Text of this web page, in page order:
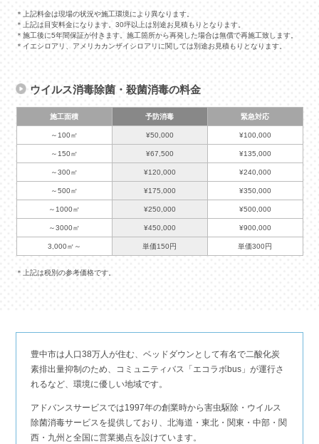
＊上記料金は現場の状況や施工環境により異なります。
＊上記は目安料金になります。30坪以上は別途お見積もりとなります。
＊施工後に5年間保証が付きます。施工箇所から再発した場合は無償で再施工致します。
＊イエシロアリ、アメリカカンザイシロアリに関しては別途お見積もりとなります。
ウイルス消毒除菌・殺菌消毒の料金
施工面積 予防消毒 緊急対応
～100㎡ ¥50,000 ¥100,000
～150㎡ ¥67,500 ¥135,000
～300㎡ ¥120,000 ¥240,000
～500㎡ ¥175,000 ¥350,000
～1000㎡ ¥250,000 ¥500,000
～3000㎡ ¥450,000 ¥900,000
3,000㎡～ 単価150円 単価300円
＊上記は税別の参考価格です。
豊中市は人口38万人が住む、ベッドダウンとして有名で二酸化炭
素排出量抑制のため、コミュニティバス「エコラボbus」が運行さ
れるなど、環境に優しい地域です。
アドバンスサービスでは1997年の創業時から害虫駆除・ウイルス
除菌消毒サービスを提供しており、北海道・東北・関東・中部・関
西・九州と全国に営業拠点を設けています。